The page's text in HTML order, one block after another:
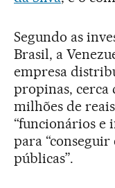
Segundo as
Brasil, a
empresa
propinas, cerca
milhões de
“funcionários e
para
públicas”.